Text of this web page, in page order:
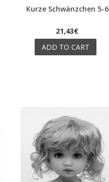
Quick view
Kurze Schwänzchen 5-6
21,43€
ADD TO CART